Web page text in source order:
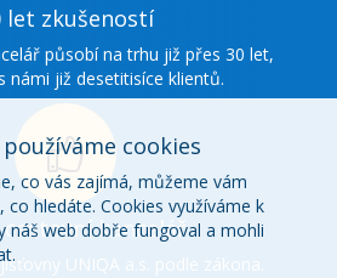
zkušenosti
let zkušeností
působí na trhu již přes 30 let,
námi již desetitisíce klientů.
Ikonka
o
cestovní kancelář
UNIQA a.s. podle zákona.
cookies
co vás zajímá, můžeme vám
hledáte. Cookies využíváme k
náš web dobře fungoval a mohli